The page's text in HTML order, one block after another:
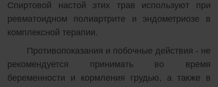
Спиртовой настой этих трав используют при
ревматоидном полиартрите и эндометриозе в
комплексной терапии.
Противопоказания и побочные действия - не
рекомендуется принимать во время
беременности и кормления грудью, а также в